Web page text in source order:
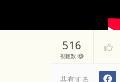
516
視聴数
共有する